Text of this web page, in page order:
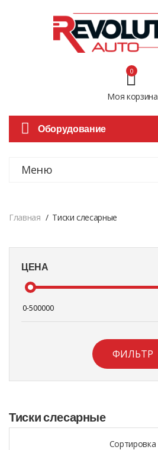
Моя корзина
0
Оборудование
Меню
Главная Тиски слесарные
ЦЕНА
ФИЛЬТР
Тиски слесарные
Сортировка